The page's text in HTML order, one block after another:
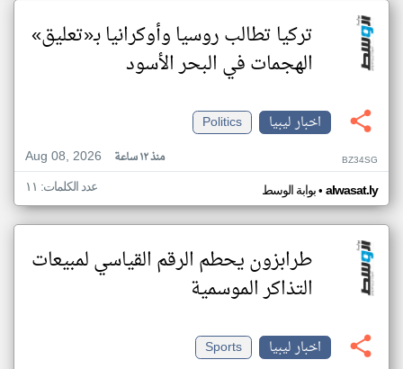
تركيا تطالب روسيا وأوكرانيا بـ«تعليق»
الهجمات في البحر الأسود
اخبار ليبيا
Politics
Aug 08, 2026
منذ ١٢ ساعة BZ34SG
بوابة الوسط• alwasat.ly عدد الكلمات: ١١
طرابزون يحطم الرقم القياسي لمبيعات
التذاكر الموسمية
اخبار ليبيا
Sports